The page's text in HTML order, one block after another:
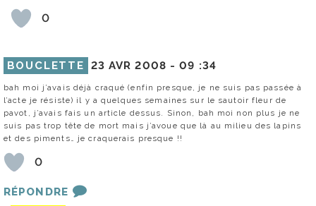
0
BOUCLETTE 23 AVR 2008 -09 :34
bah moi j’avais déjà craqué (enfin presque, je ne suis pas passée à
l’acte je résiste) il y a quelques semaines sur le sautoir fleur de
pavot, j’avais fais un article dessus. Sinon, bah moi non plus je ne
suis pas trop tête de mort mais j’avoue que là au milieu des lapins
et des piments… je craquerais presque !!
0
RÉPONDRE